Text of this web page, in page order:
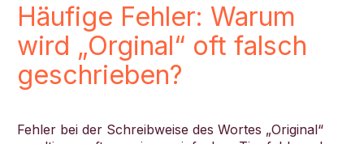
Häufige Fehler: Warum
wird „Orginal“ oft falsch
geschrieben?
Fehler bei der Schreibweise des Wortes „Original“